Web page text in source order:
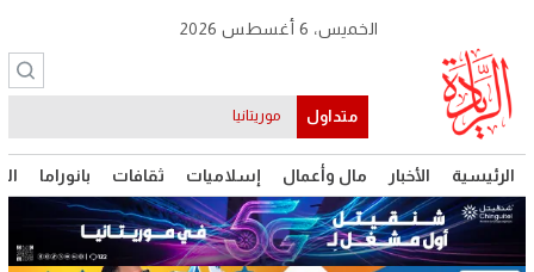
الأخبار مال وأعمال إسلاميات ثقافات بانوراما التقنية
الخميس، 6 أغسطس 2026
متداول موريتانيا